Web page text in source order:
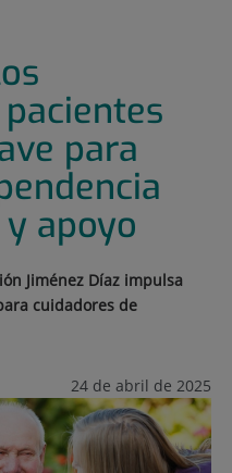
para
apoyo
Jiménez Díaz impulsa
cuidadores de
24 de abril de 2025